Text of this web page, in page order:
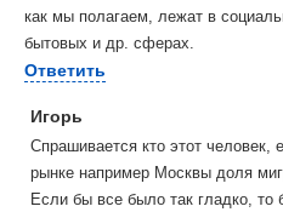
как мы полагаем, лежат в
бытовых и др. сферах.
Ответить
Игорь
Спрашивается кто этот человек,
рынке например Москвы доля
Если бы все было так гладко, то